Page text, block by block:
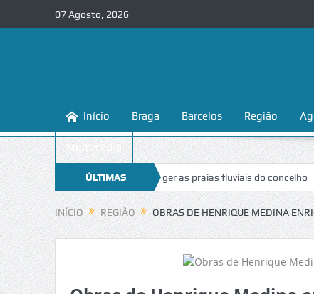
07 Agosto, 2026
Início Braga Barcelos Região
Multimédia
ÚLTIMAS
NOTÍCIAS
ensina a conhecer e proteger as praias fluviais do concelho
INÍCIO REGIÃO OBRAS DE HENRIQUE MEDINA